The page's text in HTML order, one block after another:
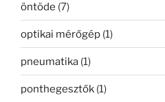
öntöde (7)
optikai mérőgép (1)
pneumatika (1)
ponthegesztők (1)